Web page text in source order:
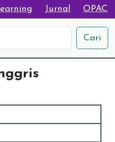
Jurnal OPAC
Cari